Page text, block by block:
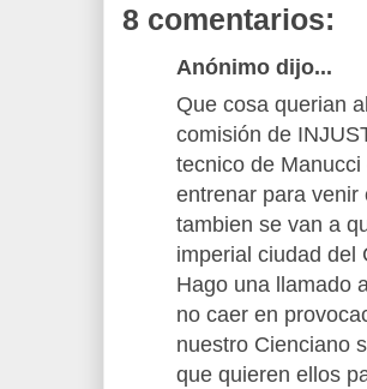
8 comentarios:
Anónimo dijo...
Que cosa querian
comisión de
tecnico de
entrenar para venir
tambien se van a
imperial ciudad del
Hago una llamado
no caer en
nuestro Cienciano
que quieren ellos